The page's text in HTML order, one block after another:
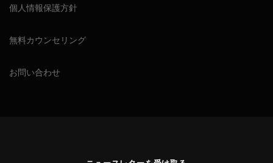
個人情報保護方針
無料カウンセリング
お問い合わせ